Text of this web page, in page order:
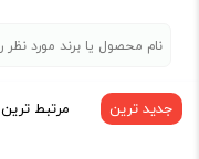
دسته بندی
جدید ترین مرتبط ترین